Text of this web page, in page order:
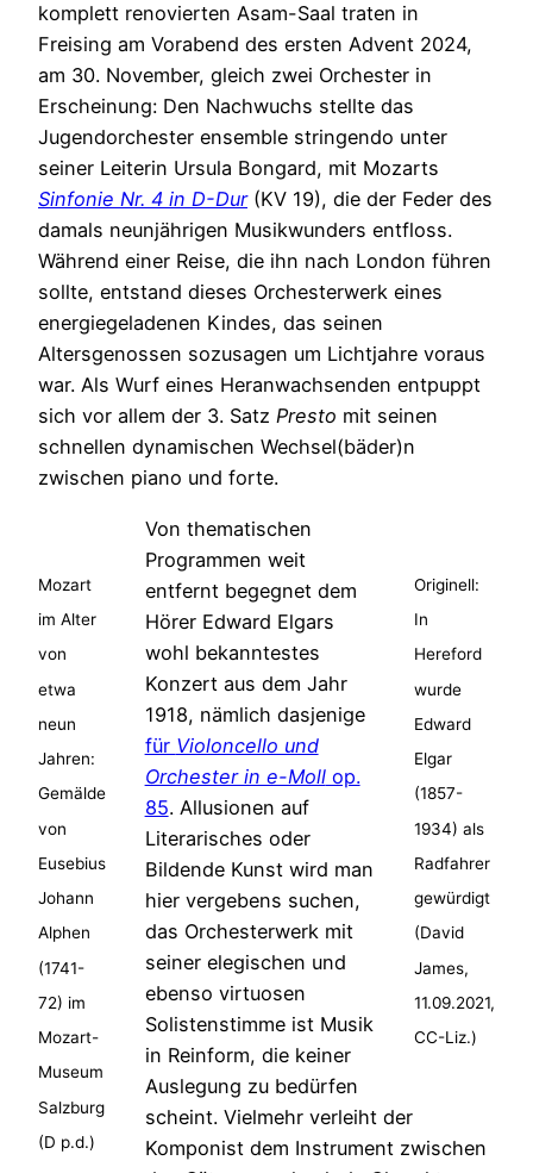
komplett renovierten Asam-Saal traten in
Freising am Vorabend des ersten Advent 2024,
am 30. November, gleich zwei Orchester in
Erscheinung: Den Nachwuchs stellte das
Jugendorchester ensemble stringendo unter
seiner Leiterin Ursula Bongard, mit Mozarts
Sinfonie Nr. 4 in D-Dur(KV 19), die der Feder des
damals neunjährigen Musikwunders entfloss.
Während einer Reise, die ihn nach London führen
sollte, entstand dieses Orchesterwerk eines
energiegeladenen Kindes, das seinen
Altersgenossen sozusagen um Lichtjahre voraus
war. Als Wurf eines Heranwachsenden entpuppt
sich vor allem der 3. Satz Presto mit seinen
schnellen dynamischen Wechsel(bäder)n
zwischen piano und forte.
Mozart
im Alter
von
etwa
neun
Jahren:
Gemälde
von
Eusebius
Johann
Alphen
(1741-
72) im
Mozart-
Museum
Salzburg
(D p.d.)
Originell:
In
Hereford
wurde
Edward
Elgar
(1857-
1934) als
Radfahrer
gewürdigt
(David
James,
11.09.2021,
CC-Liz.)
Von thematischen
Programmen weit
entfernt begegnet dem
Hörer Edward Elgars
wohl bekanntestes
Konzert aus dem Jahr
1918, nämlich dasjenige
für Violoncello und
Orchester in e-Mollop.
85. Allusionen auf
Literarisches oder
Bildende Kunst wird man
hier vergebens suchen,
das Orchesterwerk mit
seiner elegischen und
ebenso virtuosen
Solistenstimme ist Musik
in Reinform, die keiner
Auslegung zu bedürfen
scheint. Vielmehr verleiht der
Komponist dem Instrument zwischen